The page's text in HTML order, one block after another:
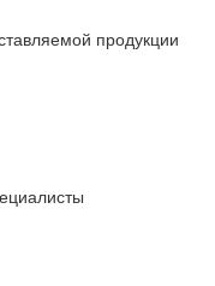
продукции